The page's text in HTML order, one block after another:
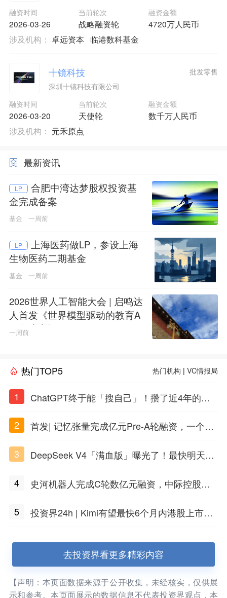
融资时间
2026-03-26
当前轮次
战略融资轮
融资金额
4720万人民币
涉及机构： 卓远资本 临港数科基金
十镜科技
深圳十镜科技有限公司
融资时间
2026-03-20
当前轮次
天使轮
融资金额
数千万人民币
批发零售
涉及机构： 元禾原点
最新资讯
LP
合肥中湾达梦股权投资基
金完成备案
基金 一周前
LP
上海医药做LP，参设上海
生物医药二期基金
基金 一周前
2026世界人工智能大会 | 启鸣达
人首发《世界模型驱动的教育A
GI白皮书》
一周前
热门TOP5 热门机构 |VC情报局
1
ChatGPT终于能「搜自己」！攒了近4年的对
2
首发| 记忆张量完成亿元Pre-A轮融资，一个上
3
DeepSeek V4「满血版」曝光了！最快明天发
4
史河机器人完成C轮数亿元融资，中际控股领
5
投资界24h | Kimi有望最快6个月内港股上市；
去投资界看更多精彩内容
【声明：本页面数据来源于公开收集，未经核实，仅供展
示和参考。本页面展示的数据信息不代表投资界观点，本